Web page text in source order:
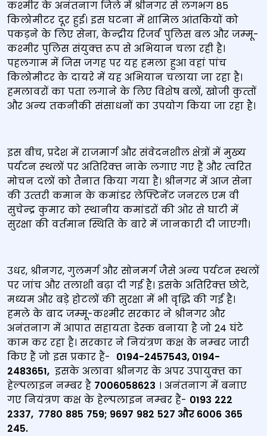
कश्‍मीर के अनंतनाग जिले में श्रीनगर से लगभग 85
किलोमीटर दूर हुई। इस घटना में शामिल आंतकियों को
पकड़ने के लिए सेना, केन्‍द्रीय रिजर्व पुलिस बल और जम्‍मू-
कश्‍मीर पुलिस संयुक्‍त रूप से अभियान चला रही है।
पहलगाम में जिस जगह पर यह हमला हुआ वहां पांच
किलोमीटर के दायरे में यह अभियान चलाया जा रहा है।
हमलावरों का पता लगाने के लिए विशेष बलों, खोजी कुत्‍तों
और अन्‍य तकनीकी संसाधनों का उपयोग किया जा रहा है।
इस बीच, प्रदेश में राजमार्ग और संवेदनशील क्षेत्रों में मुख्‍य
पर्यटन स्‍थलों पर अतिरिक्‍त नाके लगाए गए हैं और त्‍वरित
मोचन दलों को तैनात किया गया है। श्रीनगर में आज सेना
की उत्‍तरी कमान के कमांडर ले‍फ्ट‍िनेंट जनरल एम वी
सुचेन्‍द्र कुमार को स्‍थानीय कमांडरों की ओर से घाटी में
सुरक्षा की वर्तमान स्थिति के बारे में जानकारी दी जाएगी।
उधर, श्रीनगर, गुलमर्ग और सोनमर्ग जैसे अन्‍य पर्यटन स्‍थलों
पर जांच और तलाशी बढ़ा दी गई है। इसके अतिरिक्‍त छोटे,
मध्‍यम और बड़े होटलों की सुरक्षा में भी वृद्धि की गई है।
हमले के बाद जम्‍मू-कश्‍मीर सरकार ने श्रीनगर और
अनंतनाग में आपात सहायता डेस्‍क बनाया है जो 24 घंटे
काम कर रहा है। सरकार ने नियंत्रण कक्ष के नम्‍बर जारी
किए हैं जो इस प्रकार हैं- 0194-2457543, 0194-
2483651, इसके अलावा श्रीनगर के अपर उपायुक्‍त का
हेल्‍पलाइन नम्‍बर है 7006058623 । अनंतनाग में बनाए
गए नियंत्रण कक्ष के हेल्‍पलाइन नम्‍बर हैं- 0193 222
2337, 7780 885 759; 9697 982 527 और 6006 365
245.